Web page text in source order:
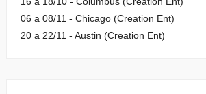
06 a 08/11 - Chicago (Creation Ent)
20 a 22/11 - Austin (Creation Ent)